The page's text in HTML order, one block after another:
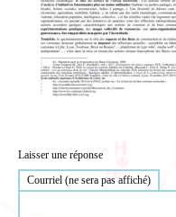
Laisser une réponse
Courriel (ne sera pas affiché)